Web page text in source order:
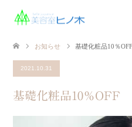
お知らせ 基礎化粧品10％
2021.10.31
基礎化粧品10％OFF